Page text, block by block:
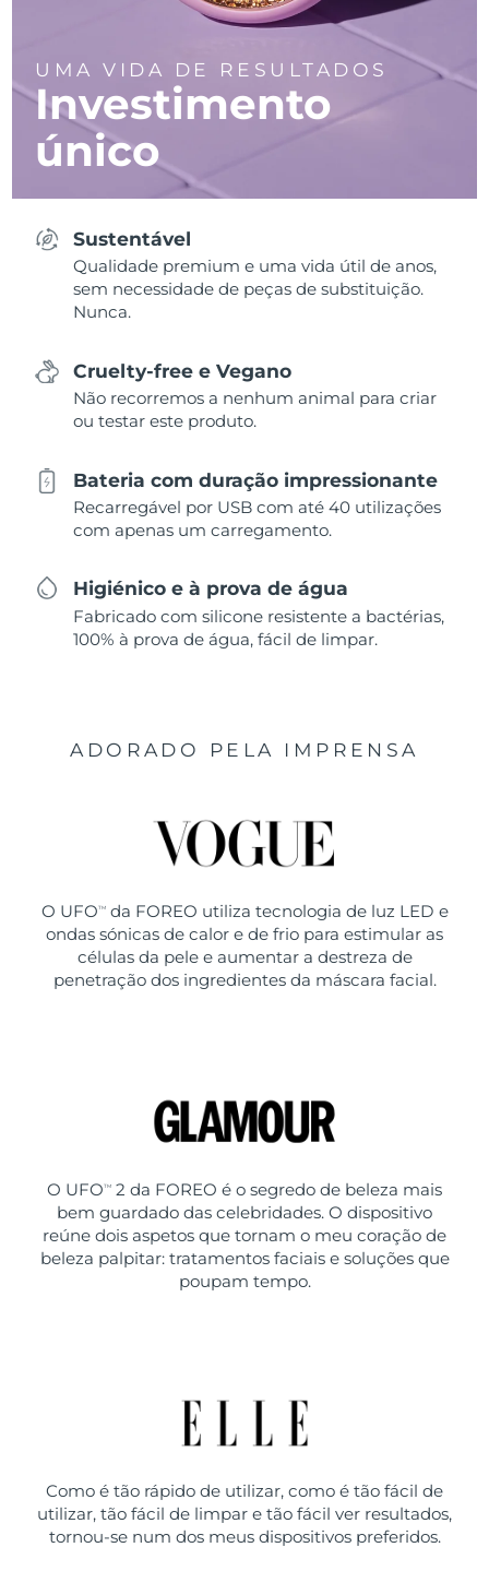
UMA VIDA DE RESULTADOS
Investimento
único
Sustentável
Qualidade premium e uma vida útil de anos,
sem necessidade de peças de substituição.
Nunca.
Cruelty-free e Vegano
Não recorremos a nenhum animal para criar
ou testar este produto.
Bateria com duração impressionante
Recarregável por USB com até 40 utilizações
com apenas um carregamento.
Higiénico e à prova de água
Fabricado com silicone resistente a bactérias,
100% à prova de água, fácil de limpar.
ADORADO PELA IMPRENSA
O UFO TMda FOREO utiliza tecnologia de luz LED e
ondas sónicas de calor e de frio para estimular as
células da pele e aumentar a destreza de
penetração dos ingredientes da máscara facial.
O UFO TM
2 da FOREO é o segredo de beleza mais
bem guardado das celebridades. O dispositivo
reúne dois aspetos que tornam o meu coração de
beleza palpitar: tratamentos faciais e soluções que
poupam tempo.
Como é tão rápido de utilizar, como é tão fácil de
utilizar, tão fácil de limpar e tão fácil ver resultados,
tornou-se num dos meus dispositivos preferidos.